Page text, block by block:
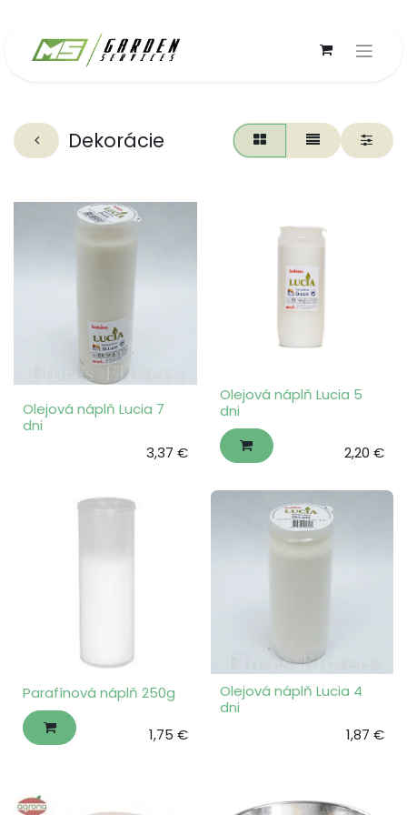
Dekorácie
Olejová náplň Lucia 7
dni
3,37 €
Olejová náplň Lucia 5
dni
2,20 €
Parafínová náplň 250g
1,75 €
Olejová náplň Lucia 4
dni
1,87 €